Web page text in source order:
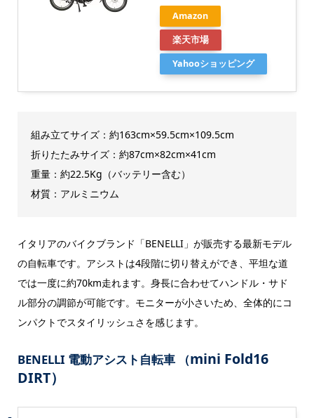
Amazon
楽天市場
Yahooショッピング
組み立てサイズ：約163cm×59.5cm×109.5cm
折りたたみサイズ：約87cm×82cm×41cm
重量：約22.5Kg（バッテリー含む）
材質：アルミニウム
イタリアのバイクブランド「BENELLI」が販売する最新モデル
の自転車です。アシストは4段階に切り替えができ、平坦な道
では一度に約70km走れます。身長に合わせてハンドル・サド
ル部分の調節が可能です。モニターが小さいため、全体的にコ
ンパクトでスタイリッシュさを感じます。
BENELLI 電動アシスト自転車 （mini Fold16
DIRT）